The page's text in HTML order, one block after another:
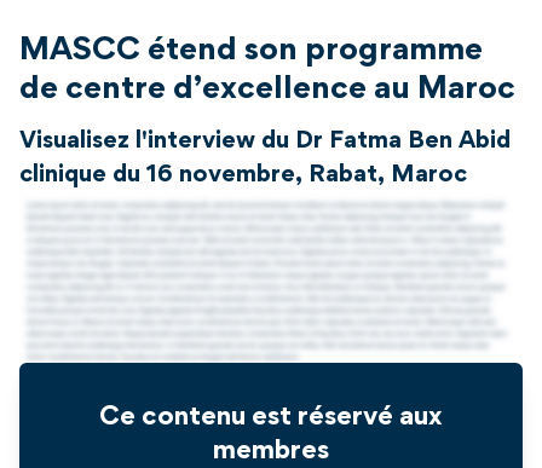
MASCC étend son programme
de centre d’excellence au Maroc
Visualisez l'interview du Dr Fatma Ben Abid
clinique du 16 novembre, Rabat, Maroc
Ce contenu est réservé aux
membres